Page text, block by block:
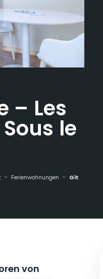
– Les
le
Ferienwohnungen Gîtes de France Aube - Les Noës-près-Troyes - Sous le Figuier
von